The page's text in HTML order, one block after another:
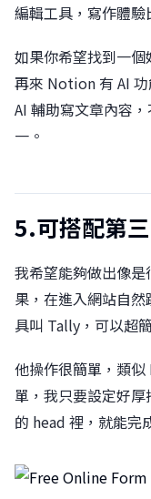
編輯工具，寫作體驗
如果你希望找到一個
再來 Notion 有 AI
AI 輔助寫文章內容
一。
5.可搭配第
我希望能夠做出像
果，在進入網站自
具叫 Tally，可以超
他操作很簡單，類
單，我只要設定好
的 head 裡，就能完